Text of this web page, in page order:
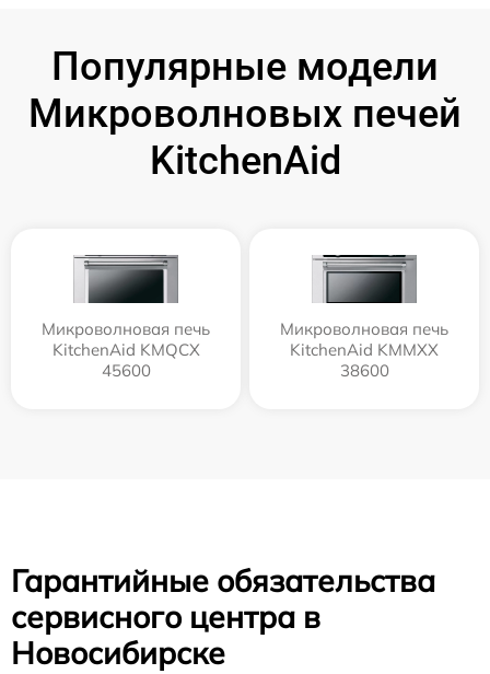
Популярные модели
Микроволновых печей
KitchenAid
Микроволновая печь
KitchenAid KMQCX
45600
Микроволновая печь
KitchenAid KMMXX
38600
Гарантийные обязательства
сервисного центра в
Новосибирске